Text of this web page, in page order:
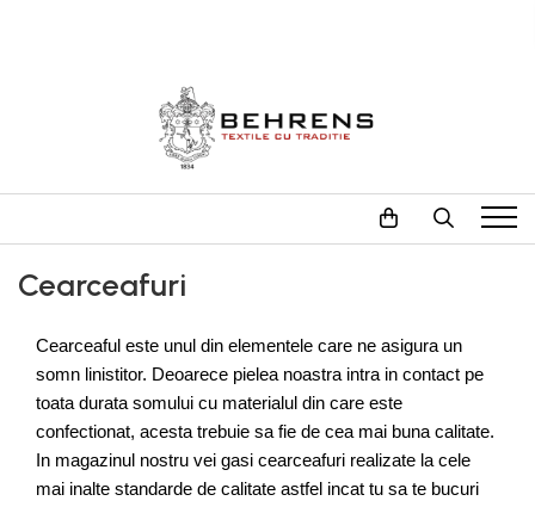
Behrens Be Collection
Heritage Collection
Fete de Perna
The Pure Linen Company
Cearceafuri
Cearceaful este unul din elementele care ne asigura un
somn linistitor. Deoarece pielea noastra intra in contact pe
toata durata somului cu materialul din care este
confectionat, acesta trebuie sa fie de cea mai buna calitate.
In magazinul nostru vei gasi cearceafuri realizate la cele
mai inalte standarde de calitate astfel incat tu sa te bucuri